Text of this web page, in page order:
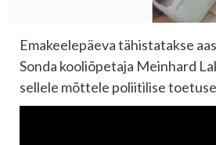
Emakeelepäeva tähistatakse
Sonda kooliõpetaja Meinhard
sellele mõttele poliitilise